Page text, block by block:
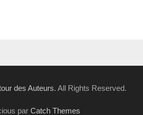
des Auteurs. All Rights Reserved.
par Catch Themes